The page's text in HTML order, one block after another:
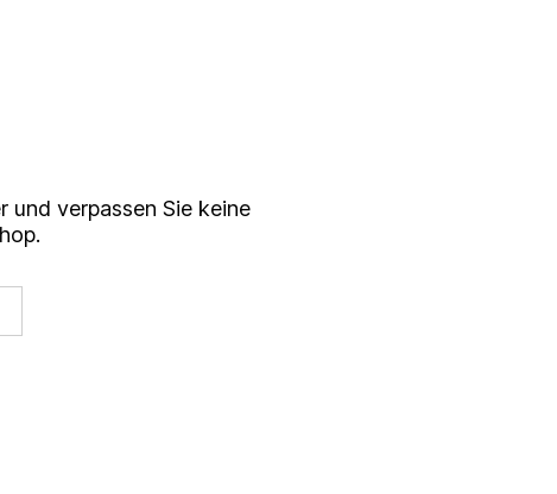
und verpassen Sie keine